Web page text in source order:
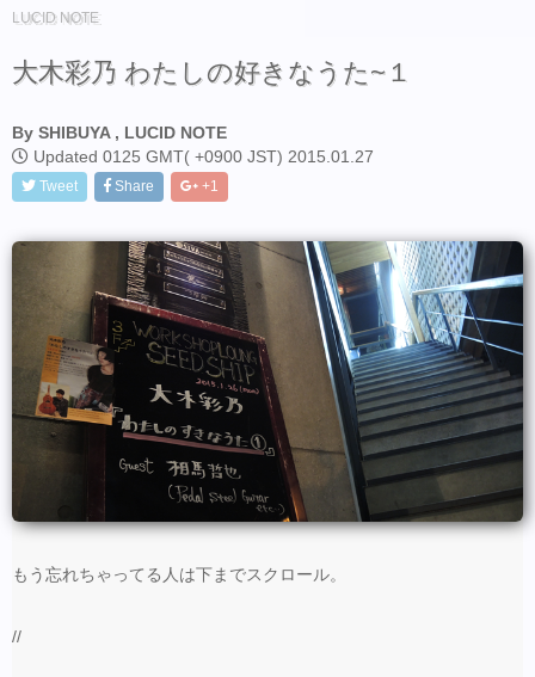
LUCID NOTE
大木彩乃 わたしの好きなうた~１
By SHIBUYA , LUCID NOTE
Updated 0125 GMT( +0900 JST) 2015.01.27
Tweet Share +1
もう忘れちゃってる人は下までスクロール。
//